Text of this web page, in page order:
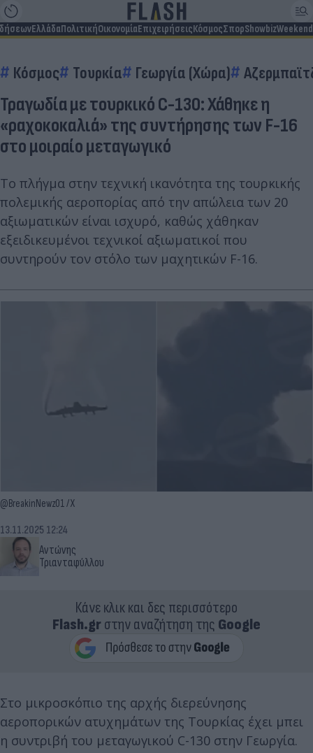
ΕλλάδαΠολιτικήΟικονομίαΕπιχειρήσειςΚόσμοςΣπορShowbizWeekend
Κόσμος Τουρκία Γεωργία (Χώρα)
Τραγωδία με τουρκικό C-130: Χάθηκε η
«ραχοκοκαλιά» της συντήρησης των F-16
στο μοιραίο μεταγωγικό
Το πλήγμα στην τεχνική ικανότητα της τουρκικής
πολεμικής αεροπορίας από την απώλεια των 20
αξιωματικών είναι ισχυρό, καθώς χάθηκαν
εξειδικευμένοι τεχνικοί αξιωματικοί που
συντηρούν τον στόλο των μαχητικών F-16.
@BreakinNewz01 / X
Αντώνης
Τριανταφύλλου
13.11.2025 12:24
Κάνε κλικ και δες περισσότερο
Flash.grστην αναζήτηση της Google
Στο μικροσκόπιο της αρχής διερεύνησης
αεροπορικών ατυχημάτων της Τουρκίας έχει μπει
η συντριβή του μεταγωγικού C-130 στην Γεωργία.